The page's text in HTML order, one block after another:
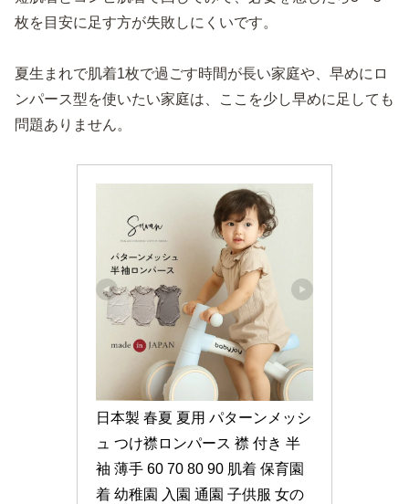
枚を目安に足す方が失敗しにくいです。
夏生まれで肌着1枚で過ごす時間が長い家庭や、早めにロ
ンパース型を使いたい家庭は、ここを少し早めに足しても
問題ありません。
日本製 春夏 夏用 パターンメッシ
ュ つけ襟ロンパース 襟 付き 半
袖 薄手 60 70 80 90 肌着 保育園
着 幼稚園 入園 通園 子供服 女の